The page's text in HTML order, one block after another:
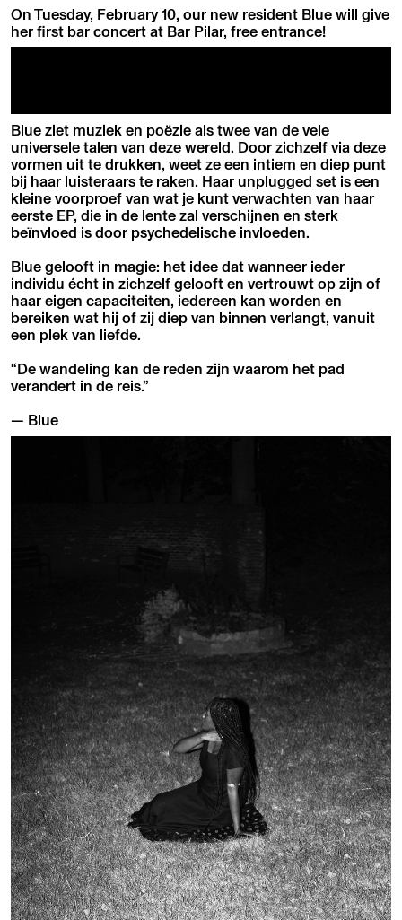
On Tuesday, February 10, our new resident Blue will give
her first bar concert at Bar Pilar, free entrance!
Blue ziet muziek en poëzie als twee van de vele
universele talen van deze wereld. Door zichzelf via deze
vormen uit te drukken, weet ze een intiem en diep punt
bij haar luisteraars te raken. Haar unplugged set is een
kleine voorproef van wat je kunt verwachten van haar
eerste EP, die in de lente zal verschijnen en sterk
beïnvloed is door psychedelische invloeden.
Blue gelooft in magie: het idee dat wanneer ieder
individu écht in zichzelf gelooft en vertrouwt op zijn of
haar eigen capaciteiten, iedereen kan worden en
bereiken wat hij of zij diep van binnen verlangt, vanuit
een plek van liefde.
“De wandeling kan de reden zijn waarom het pad
verandert in de reis.”
— Blue